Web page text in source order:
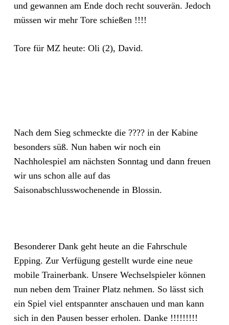
und gewannen am Ende doch recht souverän. Jedoch
müssen wir mehr Tore schießen !!!!
Tore für MZ heute: Oli (2), David.
Nach dem Sieg schmeckte die ???? in der Kabine
besonders süß. Nun haben wir noch ein
Nachholespiel am nächsten Sonntag und dann freuen
wir uns schon alle auf das
Saisonabschlusswochenende in Blossin.
Besonderer Dank geht heute an die Fahrschule
Epping. Zur Verfügung gestellt wurde eine neue
mobile Trainerbank. Unsere Wechselspieler können
nun neben dem Trainer Platz nehmen. So lässt sich
ein Spiel viel entspannter anschauen und man kann
sich in den Pausen besser erholen. Danke !!!!!!!!!